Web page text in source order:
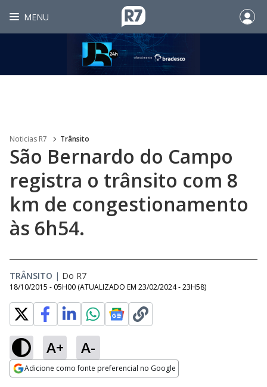
MENU
Noticias R7 Trânsito
São Bernardo do Campo
registra o trânsito com 8
km de congestionamento
às 6h54.
TRÂNSITO | Do R7
18/10/2015 - 05H00 (ATUALIZADO EM 23/02/2024 - 23H58)
A+ A-
Adicione como fonte preferencial no Google